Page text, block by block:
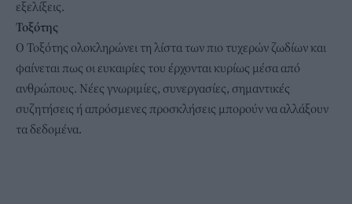
εξελίξεις.
Τοξότης
Ο Τοξότης ολοκληρώνει τη λίστα των πιο τυχερών ζωδίων και
φαίνεται πως οι ευκαιρίες του έρχονται κυρίως μέσα από
ανθρώπους. Νέες γνωριμίες, συνεργασίες, σημαντικές
συζητήσεις ή απρόσμενες προσκλήσεις μπορούν να αλλάξουν
τα δεδομένα.